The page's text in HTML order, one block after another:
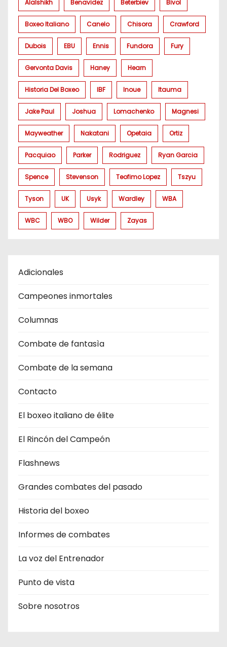
Alalshikh Benavidez Beterbiev Bivol
Boxeo Italiano Canelo Chisora Crawford
Dubois EBU Ennis Fundora Fury
Gervonta Davis Haney Hearn
Historia Del Boxeo IBF Inoue Itauma
Jake Paul Joshua Lomachenko Magnesi
Mayweather Nakatani Opetaia Ortiz
Pacquiao Parker Rodriguez Ryan Garcia
Spence Stevenson Teofimo Lopez Tszyu
Tyson UK Usyk Wardley WBA
WBC WBO Wilder Zayas
Adicionales
Campeones inmortales
Columnas
Combate de fantasìa
Combate de la semana
Contacto
El boxeo italiano de élite
El Rincón del Campeón
Flashnews
Grandes combates del pasado
Historia del boxeo
Informes de combates
La voz del Entrenador
Punto de vista
Sobre nosotros